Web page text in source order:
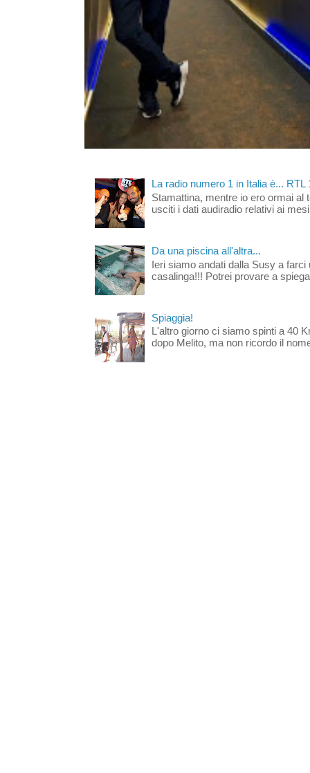
La radio numero 1 in Italia è... RTL
Stamattina, mentre io ero ormai al
usciti i dati audiradio relativi ai
Da una piscina all'altra...
Ieri siamo andati dalla Susy a
casalinga!!! Potrei provare a
Spiaggia!
L'altro giorno ci siamo spinti a 40
dopo Melito, ma non ricordo il